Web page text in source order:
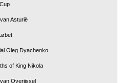
Asturië
Oleg Dyachenko
of King Nikola
Overijssel